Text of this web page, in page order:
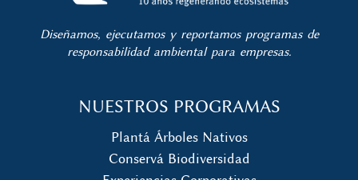
Diseñamos, ejecutamos y reportamos programas de
responsabilidad ambiental para empresas.
NUESTROS PROGRAMAS
Plantá Árboles Nativos
Conservá Biodiversidad